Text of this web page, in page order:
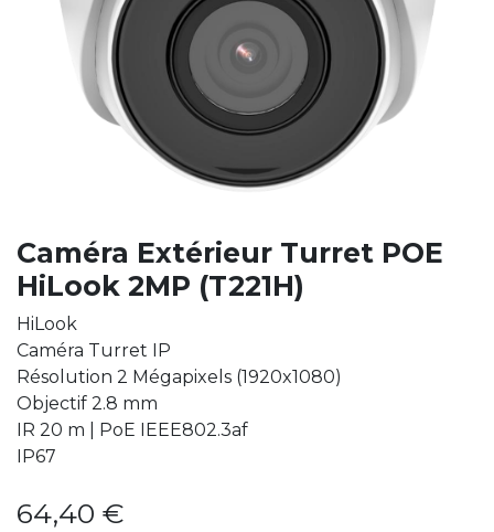
Caméra Extérieur Turret POE
HiLook 2MP (T221H)
HiLook
Caméra Turret IP
Résolution 2 Mégapixels (1920x1080)
Objectif 2.8 mm
IR 20 m | PoE IEEE802.3af
IP67
64,40 €